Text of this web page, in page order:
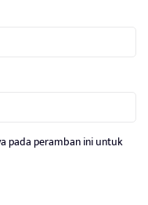
pada peramban ini untuk